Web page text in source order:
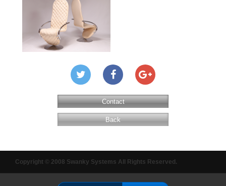
Contact
Back
Copyright © 2008 Swanky Systems All Rights Reserved.